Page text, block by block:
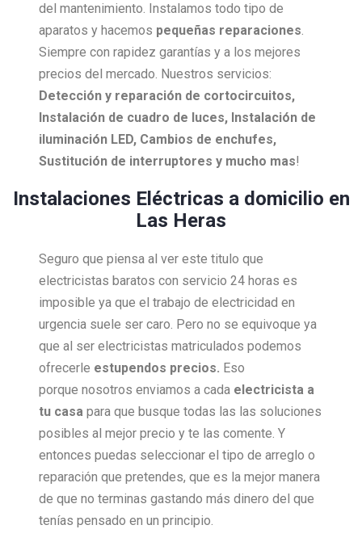
del mantenimiento. Instalamos todo tipo de
aparatos y hacemos pequeñas reparaciones.
Siempre con rapidez garantías y a los mejores
precios del mercado. Nuestros servicios:
Detección y reparación de cortocircuitos,
Instalación de cuadro de luces, Instalación de
iluminación LED, Cambios de enchufes,
Sustitución de interruptores y mucho mas!
Instalaciones Eléctricas a domicilio en
Las Heras
Seguro que piensa al ver este titulo que
electricistas baratos con servicio 24 horas es
imposible ya que el trabajo de electricidad en
urgencia suele ser caro. Pero no se equivoque ya
que al ser electricistas matriculados podemos
ofrecerle estupendos precios. Eso
porque nosotros enviamos a cada electricista a
tu casa para que busque todas las las soluciones
posibles al mejor precio y te las comente. Y
entonces puedas seleccionar el tipo de arreglo o
reparación que pretendes, que es la mejor manera
de que no terminas gastando más dinero del que
tenías pensado en un principio.